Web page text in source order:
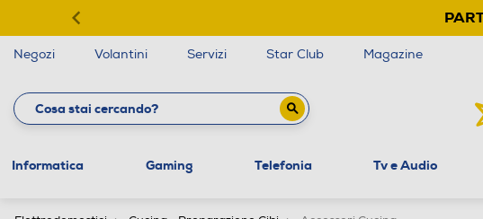
Negozi Volantini Servizi Star Club Magazine
Informatica Gaming Telefonia Tv e Audio